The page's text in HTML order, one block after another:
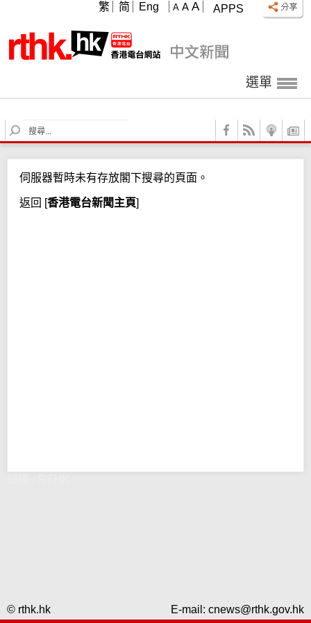
APPS
A A A
繁 简 Eng
選單
S
e
c
h
伺服器暫時未有存放閣下搜尋的頁面。
返回 [香港電台新聞主頁]
© rthk.hk E-mail: cnews@rthk.gov.hk